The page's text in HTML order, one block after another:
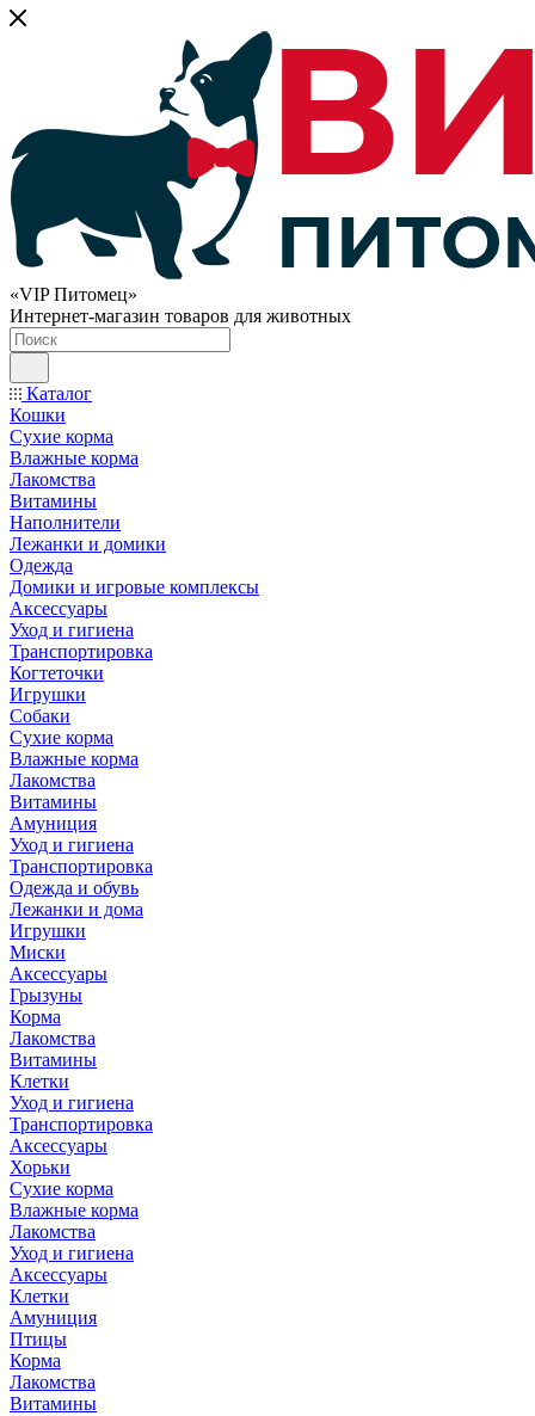
«VIP Питомец»
Интернет-магазин товаров для животных
Каталог
Кошки
Сухие корма
Влажные корма
Лакомства
Витамины
Наполнители
Лежанки и домики
Одежда
Домики и игровые комплексы
Аксессуары
Уход и гигиена
Транспортировка
Когтеточки
Игрушки
Собаки
Сухие корма
Влажные корма
Лакомства
Витамины
Амуниция
Уход и гигиена
Транспортировка
Одежда и обувь
Лежанки и дома
Игрушки
Миски
Аксессуары
Грызуны
Корма
Лакомства
Витамины
Клетки
Уход и гигиена
Транспортировка
Аксессуары
Хорьки
Сухие корма
Влажные корма
Лакомства
Уход и гигиена
Аксессуары
Клетки
Амуниция
Птицы
Корма
Лакомства
Витамины